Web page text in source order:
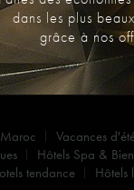
dans les plus
grâce à nos
Vacances
Hôtels Spa &
tendance Hôtels